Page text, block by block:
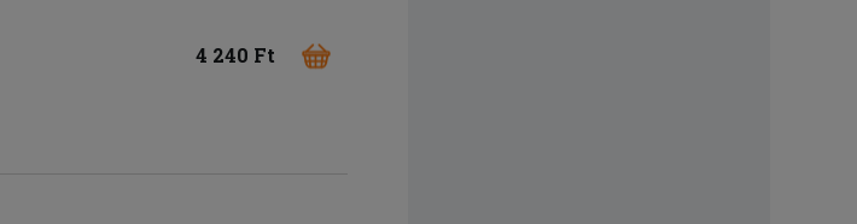
4 240 Ft